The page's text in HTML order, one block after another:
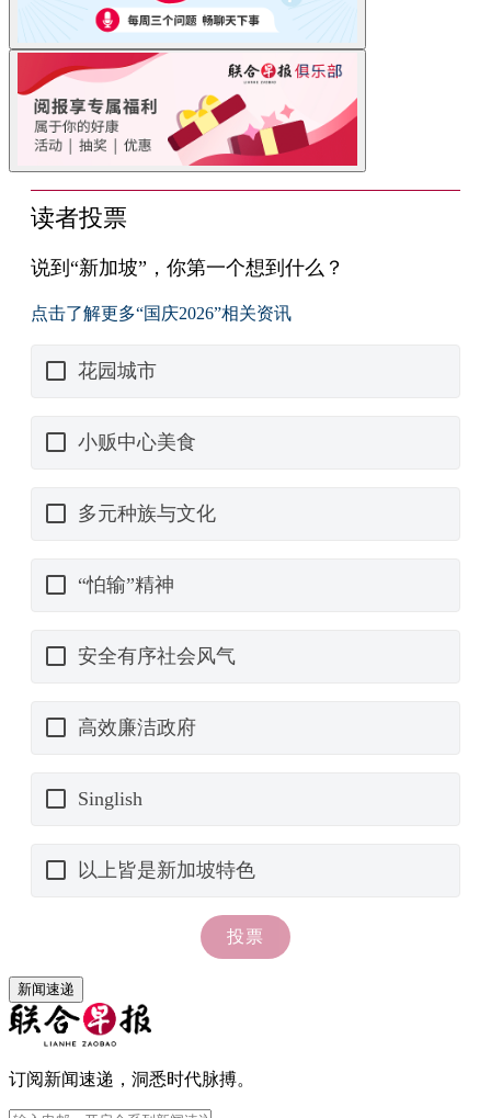
新闻速递
订阅新闻速递，洞悉时代脉搏。